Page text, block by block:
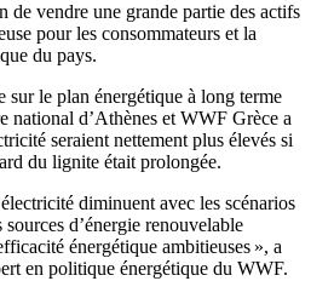
vendre une grande partie des actifs
pour les consommateurs et la
du pays.
sur le plan énergétique à long terme
national d’Athènes et WWF Grèce a
seraient nettement plus élevés si
du lignite était prolongée.
diminuent avec les scénarios
d’énergie renouvelable
énergétique ambitieuses », a
en politique énergétique du WWF.